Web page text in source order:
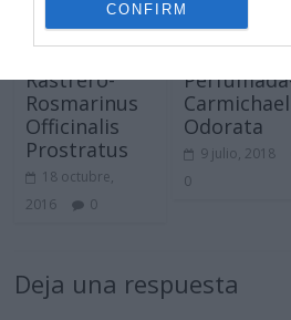
CONFIRM
Rastrero-
Rosmarinus
Officinalis
Prostratus
18 octubre,
2016
0
Odorata
9 julio, 2018
0
Deja una respuesta